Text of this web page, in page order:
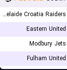
Adelaide Croatia Raiders Reserves
Eastern
Modbury
Fulham